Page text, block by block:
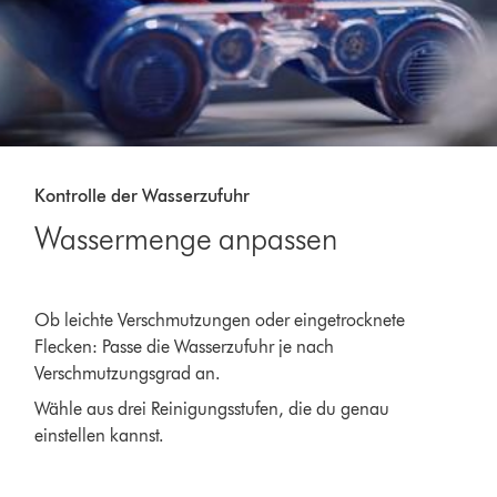
Kontrolle der Wasserzufuhr
Wassermenge anpassen
Karussell
Folien.
Verwende
Ob leichte Verschmutzungen oder eingetrocknete
Flecken: Passe die Wasserzufuhr je nach
Verschmutzungsgrad an.
Wähle aus drei Reinigungsstufen, die du genau
einstellen kannst.